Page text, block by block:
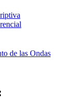
de las Ondas